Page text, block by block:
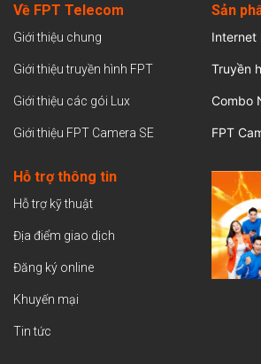
Về FPT Telecom
Giới thiệu chung
Giới thiệu truyền hình FPT
Giới thiệu các gói Lux
Giới thiệu FPT Camera SE
Sản
Internet
Truyền
Combo
FPT
Hỗ trợ thông tin
Hỗ trợ kỹ thuật
Địa điểm giao dịch
Đăng ký online
Khuyến mại
Tin tức